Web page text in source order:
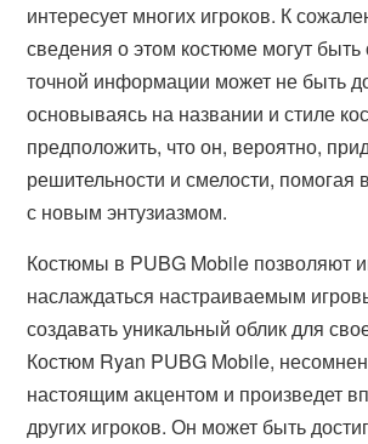
интересует многих игроков. К
сведения о этом костюме могут
точной информации может не быть
основываясь на названии и стиле
предположить, что он, вероятно,
решительности и смелости, помогая
с новым энтузиазмом.
Костюмы в PUBG Mobile позволяют
наслаждаться настраиваемым
создавать уникальный облик для
Костюм Ryan PUBG Mobile,
настоящим акцентом и произведет
других игроков. Он может быть